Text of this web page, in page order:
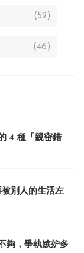
(52)
(46)
4 種「親密錯
別人的生活左
夠，爭執嫉妒多